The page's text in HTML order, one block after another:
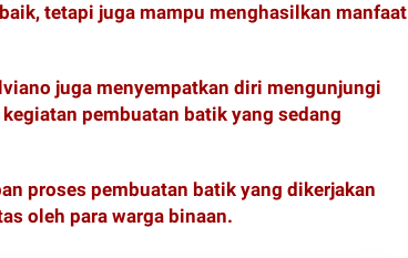
tetapi juga mampu menghasilkan manfaat
juga menyempatkan diri mengunjungi
pembuatan batik yang sedang
proses pembuatan batik yang dikerjakan
oleh para warga binaan.